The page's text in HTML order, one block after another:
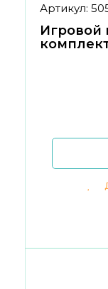
Артикул:
Игровой